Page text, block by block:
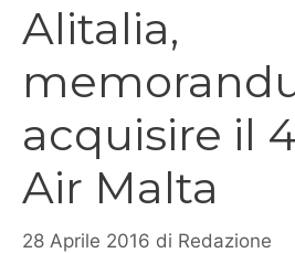
Alitalia,
acquisire il
Air Malta
28 Aprile 2016 di Redazione